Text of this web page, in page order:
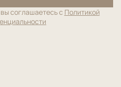
соглашаетесь с Политикой